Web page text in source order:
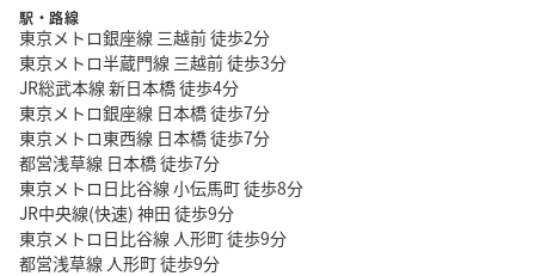
駅・路線
東京メトロ銀座線 三越前 徒歩2分
東京メトロ半蔵門線 三越前 徒歩3分
JR総武本線 新日本橋 徒歩4分
東京メトロ銀座線 日本橋 徒歩7分
東京メトロ東西線 日本橋 徒歩7分
都営浅草線 日本橋 徒歩7分
東京メトロ日比谷線 小伝馬町 徒歩8分
JR中央線(快速) 神田 徒歩9分
東京メトロ日比谷線 人形町 徒歩9分
都営浅草線 人形町 徒歩9分